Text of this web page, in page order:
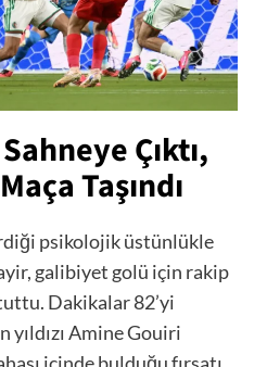
Çıktı,
Taşındı
psikolojik üstünlükle
galibiyet golü için rakip
Dakikalar 82’yi
yıldızı Amine Gouiri